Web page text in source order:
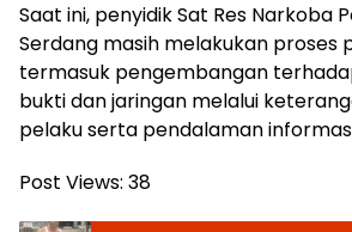
Saat ini, penyidik Sat Res Narkoba
Serdang masih melakukan proses
termasuk pengembangan
bukti dan jaringan melalui
pelaku serta pendalaman
Post Views: 38